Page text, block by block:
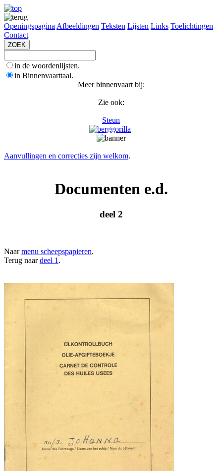
Openingspagina Afbeeldingen Teksten Lijsten Links Toelichtingen
Contact
in de woordenlijsten.
in Binnenvaarttaal.
Meer binnenvaart bij:
Zie ook:
Steun
Aanvullingen en correcties zijn welkom.
Documenten e.d.
deel 2
Naarmenu scheepspapieren.
Terug naardeel 1 .